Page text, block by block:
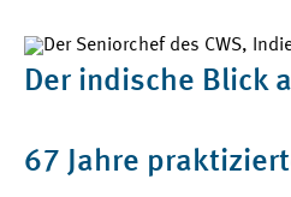
Der indische Blick
67 Jahre